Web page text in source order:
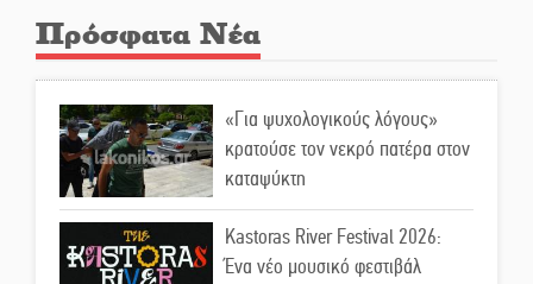
Πρόσφατα Νέα
«Για ψυχολογικούς λόγους»
κρατούσε τον νεκρό πατέρα στον
καταψύκτη
Kastoras River Festival 2026:
Ένα νέο μουσικό φεστιβάλ